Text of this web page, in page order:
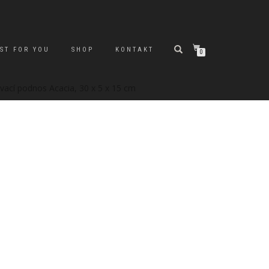
FOR YOU SHOP KONTAKT 0